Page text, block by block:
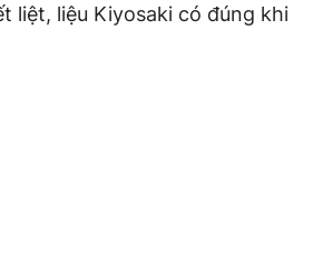
liệt, liệu Kiyosaki có đúng khi